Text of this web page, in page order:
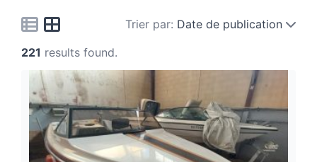
Trier par: Date de publication
221 results found.